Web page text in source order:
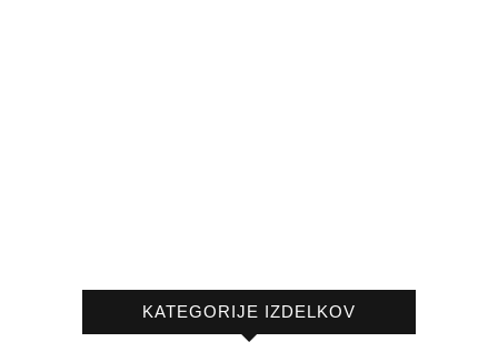
KATEGORIJE IZDELKOV